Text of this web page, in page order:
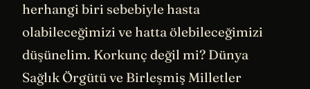
herhangi biri sebebiyle hasta
olabileceğimizi ve hatta ölebileceğimizi
düşünelim. Korkunç değil mi? Dünya
Sağlık Örgütü ve Birleşmiş Milletler